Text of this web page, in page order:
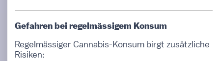
Gefahren bei regelmässigem Konsum
Regelmässiger Cannabis-Konsum birgt zusätzliche
Risiken: